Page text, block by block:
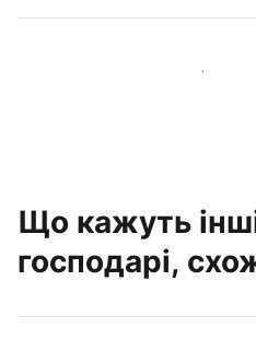
Привабити нових гостей
Що кажуть
господарі,